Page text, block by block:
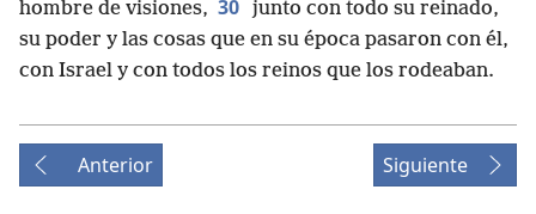
hombre de visiones, 30 junto con todo su reinado,
su poder y las cosas que en su época pasaron con él,
con Israel y con todos los reinos que los rodeaban.
Anterior Siguiente